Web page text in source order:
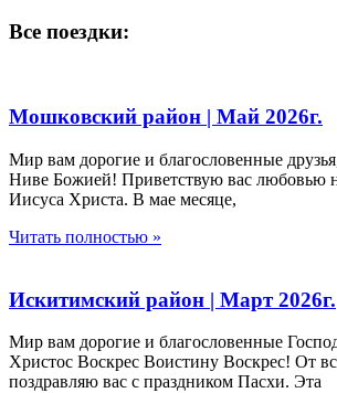
Все поездки:
Мошковский район | Май 2026г.
Мир вам дорогие и благословенные
Ниве Божией! Приветствую вас любовью
Иисуса Христа. В мае месяце,
Читать полностью »
Искитимский район | Март 2026г.
Мир вам дорогие и благословенные
Христос Воскрес Воистину Воскрес! От
поздравляю вас с праздником Пасхи. Эта